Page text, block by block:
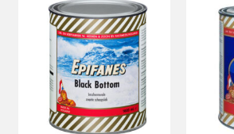
prijs
was:
€ 27,80.
prijs
is:
€ 25,00.